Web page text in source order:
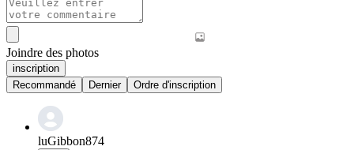
Joindre des photos
inscription
Recommandé
Dernier Ordre d'inscription
luGibbon874